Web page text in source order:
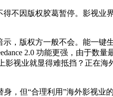
因版权胶葛暂停。影视业
版权方一般不会。能一键
2.0 功能更强，由于
视业就显得难抵挡？正在
但“合理利用”海外影视业